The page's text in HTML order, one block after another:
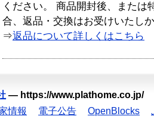
ください。 商品開封後、または
合、返品・交換はお受けいたし
⇒返品について詳しくはこちら
— https://www.plathome.co.jp/
情報 電子公告 OpenBlocks